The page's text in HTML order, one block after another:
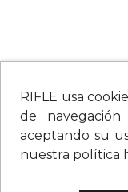
RIFLE usa
de
aceptando su
nuestra política